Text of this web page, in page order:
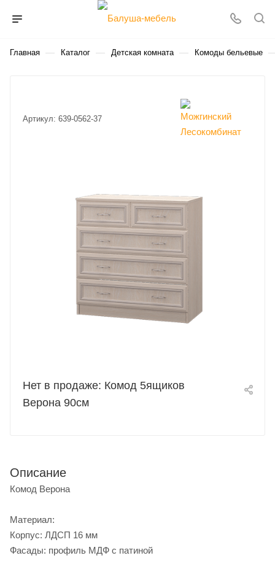
Главная — Каталог — Детская комната — Комоды бельевые
Артикул: 639-0562-37
Нет в продаже: Комод 5ящиков
Верона 90см
Описание
Комод Верона
Материал:
Корпус: ЛДСП 16 мм
Фасады: профиль МДФ с патиной